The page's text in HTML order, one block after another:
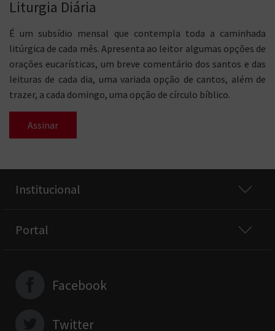
Liturgia Diária
É um subsídio mensal que contempla toda a caminhada
litúrgica de cada mês. Apresenta ao leitor algumas opções de
orações eucarísticas, um breve comentário dos santos e das
leituras de cada dia, uma variada opção de cantos, além de
trazer, a cada domingo, uma opção de círculo bíblico.
Assinar
Institucional
Portal
Facebook
Twitter